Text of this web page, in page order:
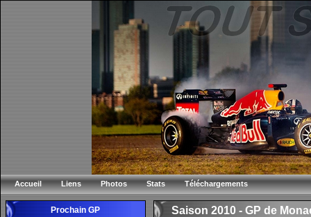
Accueil Liens Photos Stats Téléchargements
Prochain GP Saison 2010 - GP de